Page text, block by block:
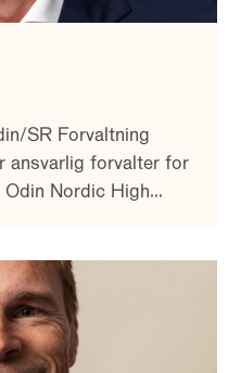
SR Forvaltning
ansvarlig forvalter for
Nordic High